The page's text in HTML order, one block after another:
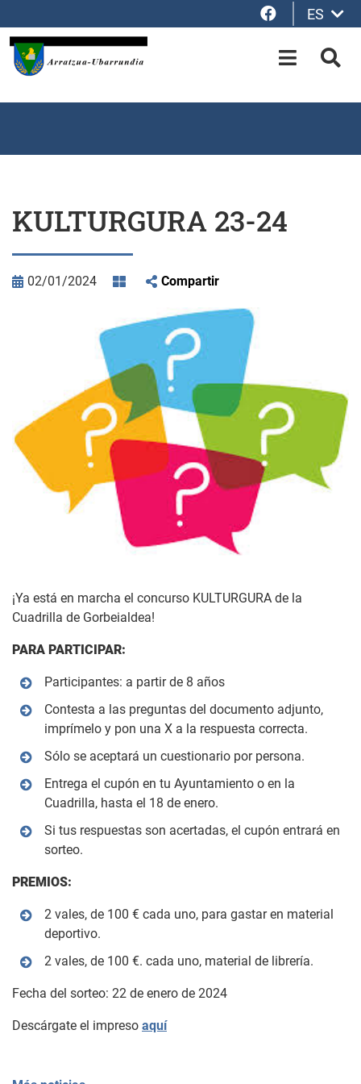
Facebook
ES
OPEN-
KULTURGURA 23-24
02/01/2024 Compartir
¡Ya está en marcha el concurso KULTURGURA de la
Cuadrilla de Gorbeialdea!
PARA PARTICIPAR:
Participantes: a partir de 8 años
Contesta a las preguntas del documento adjunto,
imprímelo y pon una X a la respuesta correcta.
Sólo se aceptará un cuestionario por persona.
Entrega el cupón en tu Ayuntamiento o en la
Cuadrilla, hasta el 18 de enero.
Si tus respuestas son acertadas, el cupón entrará en
sorteo.
PREMIOS:
2 vales, de 100 € cada uno, para gastar en material
deportivo.
2 vales, de 100 €. cada uno, material de librería.
Fecha del sorteo: 22 de enero de 2024
Descárgate el impreso aquí